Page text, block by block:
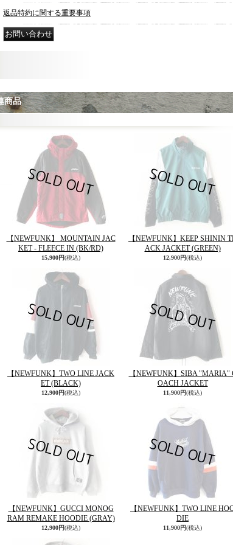
返品特約に関する重要事項
商品
【NEWFUNK】 MOUNTAIN JAC
KET - FLEECE IN (BK/RD)
15,900円(税込)
【NEWFUNK】KEEP SHININ
ACK JACKET (GREEN)
12,900円(税込)
【NEWFUNK】TWO LINE JACK
ET (BLACK)
12,900円(税込)
【NEWFUNK】SIBA "MARIA"
OACH JACKET
11,900円(税込)
【NEWFUNK】GUCCI MONOG
RAM REMAKE HOODIE (GRAY)
12,900円(税込)
【NEWFUNK】TWO LINE
DIE
11,900円(税込)